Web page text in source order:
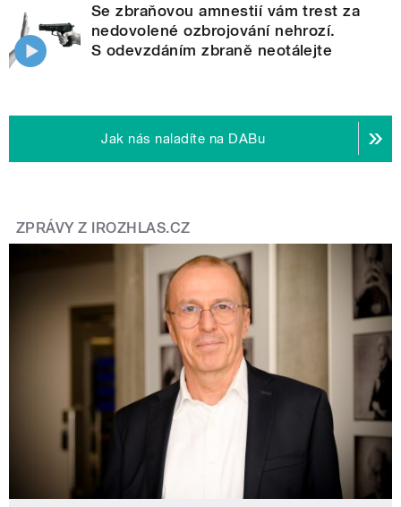
Se zbraňovou amnestií vám trest za
nedovolené ozbrojování nehrozí.
S odevzdáním zbraně neotálejte
Jak nás naladíte na DABu
ZPRÁVY Z IROZHLAS.CZ